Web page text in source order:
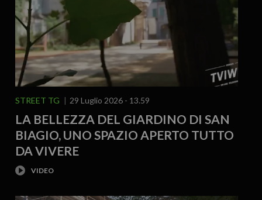
STREET TG 29 Luglio 2026 - 13.59
LA BELLEZZA DEL GIARDINO DI SAN
BIAGIO, UNO SPAZIO APERTO TUTTO
DA VIVERE